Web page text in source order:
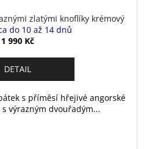
zlatými knoflíky krémový
do 10 až 14 dnů
1 990 Kč
DETAIL
s příměsí hřejivé angorské
výrazným dvouřadým...